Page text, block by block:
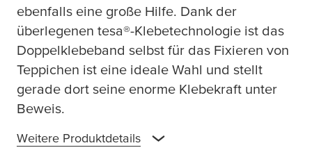
ebenfalls eine große Hilfe. Dank der
überlegenen tesa®-Klebetechnologie ist das
Doppelklebeband selbst für das Fixieren von
Teppichen ist eine ideale Wahl und stellt
gerade dort seine enorme Klebekraft unter
Beweis.
Weitere Produktdetails